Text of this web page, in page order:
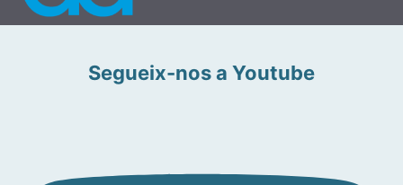
Segueix-nos a Youtube